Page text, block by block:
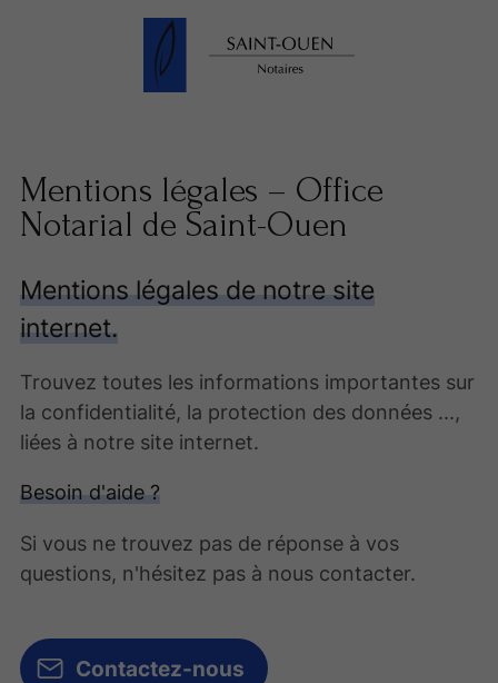
Mentions légales – Office
Notarial de Saint-Ouen
Mentions légales de notre site
internet.
Trouvez toutes les informations importantes sur
la confidentialité, la protection des données ...,
liées à notre site internet.
Besoin d'aide ?
Si vous ne trouvez pas de réponse à vos
questions, n'hésitez pas à nous contacter.
Contactez-nous